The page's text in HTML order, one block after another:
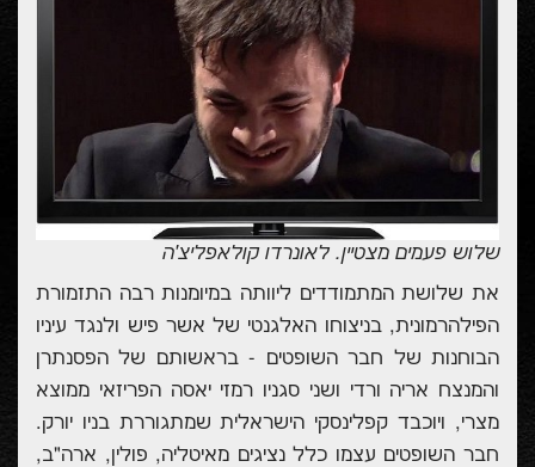
שלוש פעמים מצטיין. לאונרדו קולאפליצ׳ה
את שלושת המתמודדים ליוותה במיומנות רבה התזמורת
הפילהרמונית, בניצוחו האלגנטי של אשר פיש ולנגד עיניו
הבוחנות של חבר השופטים - בראשותם של הפסנתרן
והמנצח אריה ורדי ושני סגניו רמזי יאסה הפריזאי ממוצא
מצרי, ויוכבד קפלינסקי הישראלית שמתגוררת בניו יורק.
חבר השופטים עצמו כלל נציגים מאיטליה, פולין, ארה"ב,